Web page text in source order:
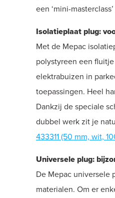
een ‘mini-
Isolatieplaat plug:
Met de Mepac
polystyreen een
elektrabuizen in
toepassingen. Heel
Dankzij de speciale
dubbel werk zit je
433311 (50 mm, wit,
Universele plug:
De Mepac universele
materialen. Om er